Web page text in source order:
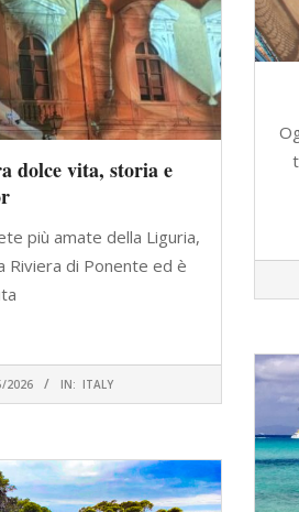
dolce vita, storia e
più amate della Liguria,
Riviera di Ponente ed è
2026 IN: ITALY
07-